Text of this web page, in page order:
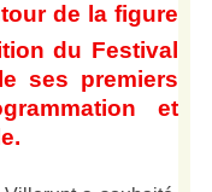
de la figure
du Festival
ses premiers
et
.